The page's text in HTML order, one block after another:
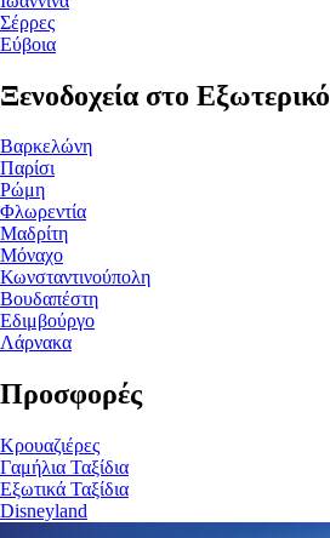
Σέρρες
Εύβοια
Ξενοδοχεία στο Εξωτερικό
Βαρκελώνη
Παρίσι
Ρώμη
Φλωρεντία
Μαδρίτη
Μόναχο
Κωνσταντινούπολη
Βουδαπέστη
Εδιμβούργο
Λάρνακα
Προσφορές
Κρουαζιέρες
Γαμήλια Ταξίδια
Εξωτικά Ταξίδια
Disneyland